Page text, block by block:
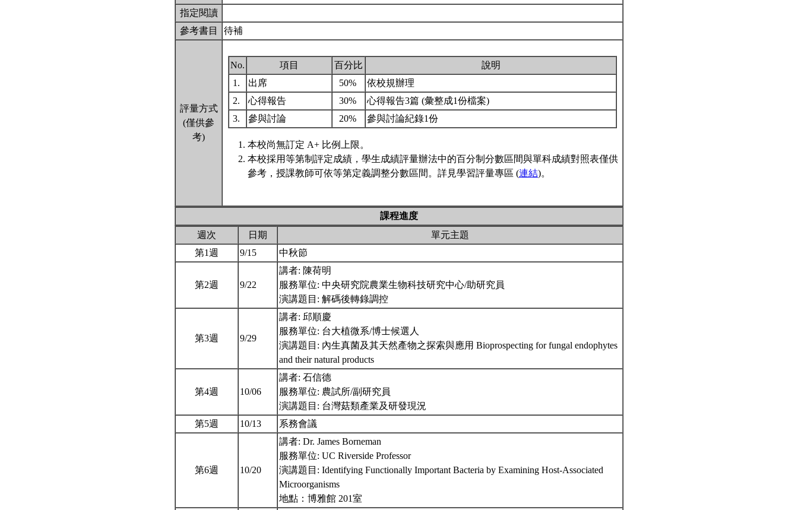
指定閱讀
參考書目
待補
評量方式
(僅供參
考)
No. 項目 百分比
說明
1.
出席 50%
依校規辦理
2.
心得報告 30%
心得報告3篇 (彙整成1份檔案)
3.
參與討論 20% 參與討論紀錄1份
本校尚無訂定 A+ 比例上限。
本校採用等第制評定成績，學生成績評量辦法中的百分制分數區間與單科成績對照表僅供
參考，授課教師可依等第定義調整分數區間。詳見學習評量專區 (連結)。
課程進度
週次
日期
單元主題
第1週
9/15 中秋節
第2週 9/22
講者: 陳荷明
服務單位: 中央研究院農業生物科技研究中心/助研究員
演講題目: 解碼後轉錄調控
第3週 9/29
講者: 邱順慶
服務單位: 台大植微系/博士候選人
演講題目: 內生真菌及其天然產物之探索與應用 Bioprospecting for fungal endophytes
and their natural products
第4週 10/06
講者: 石信德
服務單位: 農試所/副研究員
演講題目: 台灣菇類產業及研發現況
第5週
10/13 系務會議
第6週 10/20
講者: Dr. James Borneman
服務單位: UC Riverside Professor
演講題目: Identifying Functionally Important Bacteria by Examining Host-Associated
Microorganisms
地點：博雅館 201室